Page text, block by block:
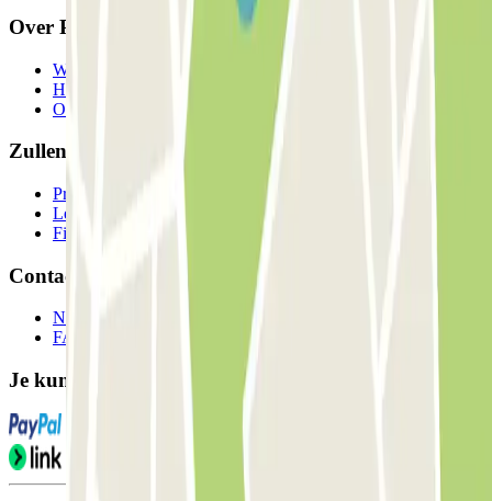
Over Parclick
Wie we zijn
Hoe het werkt
Onze parkeergarages
Zullen we samenwerken?
Professionals
Leverancier parkeren
Filialen
Contact
Neem contact met ons op
FAQ
Je kunt deze betaalmethoden gebruiken: